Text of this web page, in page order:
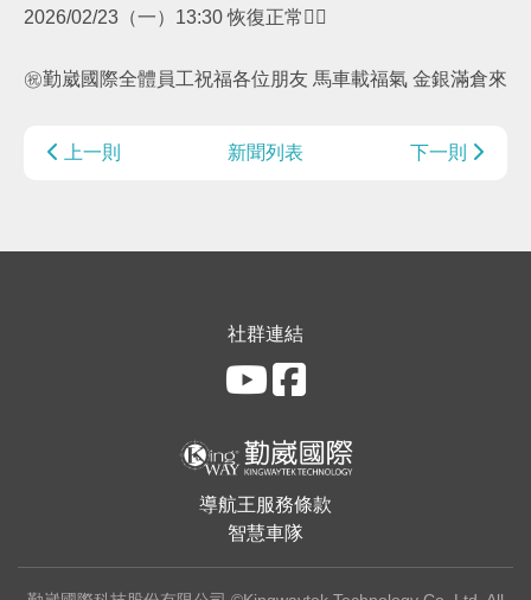
2026/02/23（一）13:30 恢復正常🙇‍♀️
㊗️勤崴國際全體員工祝福各位朋友 馬車載福氣 金銀滿倉來
上一則 新聞列表 下一則
社群連結
導航王服務條款
智慧車隊